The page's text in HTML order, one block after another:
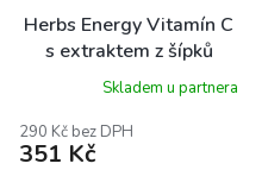
Herbs Energy Vitamín C
s extraktem z šípků
1000 mg, 60 kapslí
Skladem u partnera
290 Kč bez DPH
351 Kč